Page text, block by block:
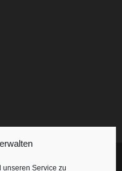
unseren Service zu